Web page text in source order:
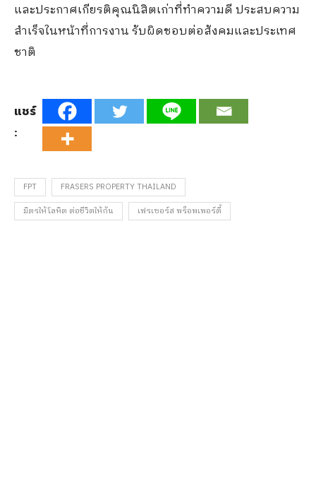
และประกาศเกียรติคุณนิสิตเก่าที่ทำความดี ประสบความ
สำเร็จในหน้าที่การงาน รับผิดชอบต่อสังคมและประเทศ
ชาติ
แชร์
:
FPT
FRASERS PROPERTY THAILAND
มิตรให้โลหิต ต่อชีวิตให้กัน
เฟรเซอร์ส พร็อพเพอร์ตี้